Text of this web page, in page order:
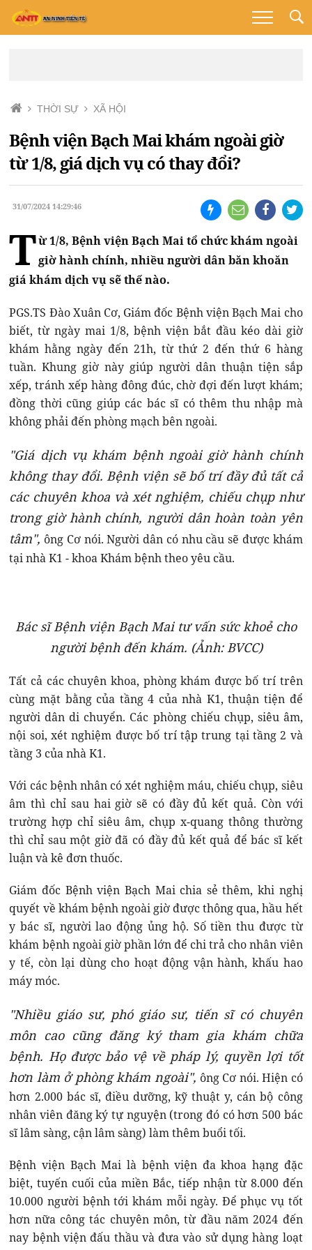
THỜI SỰ XÃ HỘI
Bệnh viện Bạch Mai khám ngoài giờ
từ 1/8, giá dịch vụ có thay đổi?
31/07/2024 14:29:46
Từ 1/8, Bệnh viện Bạch Mai tổ chức khám ngoài
giờ hành chính, nhiều người dân băn khoăn
giá khám dịch vụ sẽ thế nào.
PGS.TS Đào Xuân Cơ, Giám đốc Bệnh viện Bạch Mai cho
biết, từ ngày mai 1/8, bệnh viện bắt đầu kéo dài giờ
khám hằng ngày đến 21h, từ thứ 2 đến thứ 6 hàng
tuần. Khung giờ này giúp người dân thuận tiện sắp
xếp, tránh xếp hàng đông đúc, chờ đợi đến lượt khám;
đồng thời cũng giúp các bác sĩ có thêm thu nhập mà
không phải đến phòng mạch bên ngoài.
"Giá dịch vụ khám bệnh ngoài giờ hành chính
không thay đổi. Bệnh viện sẽ bố trí đầy đủ tất cả
các chuyên khoa và xét nghiệm, chiếu chụp như
trong giờ hành chính, người dân hoàn toàn yên
tâm", ông Cơ nói. Người dân có nhu cầu sẽ được khám
tại nhà K1 - khoa Khám bệnh theo yêu cầu.
Bác sĩ Bệnh viện Bạch Mai tư vấn sức khoẻ cho
người bệnh đến khám. (Ảnh: BVCC)
Tất cả các chuyên khoa, phòng khám được bố trí trên
cùng mặt bằng của tầng 4 của nhà K1, thuận tiện để
người dân di chuyển. Các phòng chiếu chụp, siêu âm,
nội soi, xét nghiệm được bố trí tập trung tại tầng 2 và
tầng 3 của nhà K1.
Với các bệnh nhân có xét nghiệm máu, chiếu chụp, siêu
âm thì chỉ sau hai giờ sẽ có đầy đủ kết quả. Còn với
trường hợp chỉ siêu âm, chụp x-quang thông thường
thì chỉ sau một giờ đã có đầy đủ kết quả để bác sĩ kết
luận và kê đơn thuốc.
Giám đốc Bệnh viện Bạch Mai chia sẻ thêm, khi nghị
quyết về khám bệnh ngoài giờ được thông qua, hầu hết
y bác sĩ, người lao động ủng hộ. Số tiền thu được từ
khám bệnh ngoài giờ phần lớn để chi trả cho nhân viên
y tế, còn lại dùng cho hoạt động vận hành, khấu hao
máy móc.
"Nhiều giáo sư, phó giáo sư, tiến sĩ có chuyên
môn cao cũng đăng ký tham gia khám chữa
bệnh. Họ được bảo vệ về pháp lý, quyền lợi tốt
hơn làm ở phòng khám ngoài", ông Cơ nói. Hiện có
hơn 2.000 bác sĩ, điều dưỡng, kỹ thuật y, cán bộ công
nhân viên đăng ký tự nguyện (trong đó có hơn 500 bác
sĩ lâm sàng, cận lâm sàng) làm thêm buổi tối.
Bệnh viện Bạch Mai là bệnh viện đa khoa hạng đặc
biệt, tuyến cuối của miền Bắc, tiếp nhận từ 8.000 đến
10.000 người bệnh tới khám mỗi ngày. Để phục vụ tốt
hơn nữa công tác chuyên môn, từ đầu năm 2024 đến
nay bệnh viện đấu thầu và đưa vào sử dụng hàng loạt